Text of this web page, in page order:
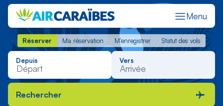
Menu
Réserver Ma réservation M'enregistrer Statut des vols
Réserver Ma réservation M'enregistrer Statut des vols
Depuis Vers
Rechercher